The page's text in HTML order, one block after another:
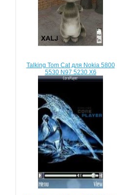
Talking Tom Cat для Nokia 5800
5530 N97 5230 X6